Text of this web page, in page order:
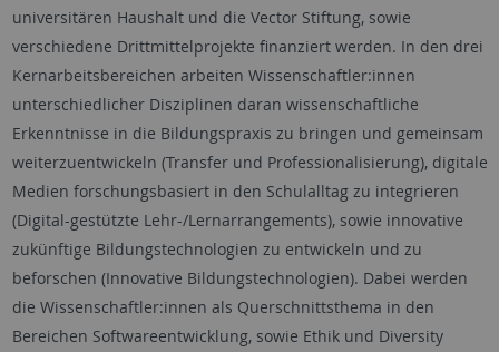
universitären Haushalt und die Vector Stiftung, sowie
verschiedene Drittmittelprojekte finanziert werden. In den drei
Kernarbeitsbereichen arbeiten Wissenschaftler:innen
unterschiedlicher Disziplinen daran wissenschaftliche
Erkenntnisse in die Bildungspraxis zu bringen und gemeinsam
weiterzuentwickeln (Transfer und Professionalisierung), digitale
Medien forschungsbasiert in den Schulalltag zu integrieren
(Digital-gestützte Lehr-/Lernarrangements), sowie innovative
zukünftige Bildungstechnologien zu entwickeln und zu
beforschen (Innovative Bildungstechnologien). Dabei werden
die Wissenschaftler:innen als Querschnittsthema in den
Bereichen Softwareentwicklung, sowie Ethik und Diversity